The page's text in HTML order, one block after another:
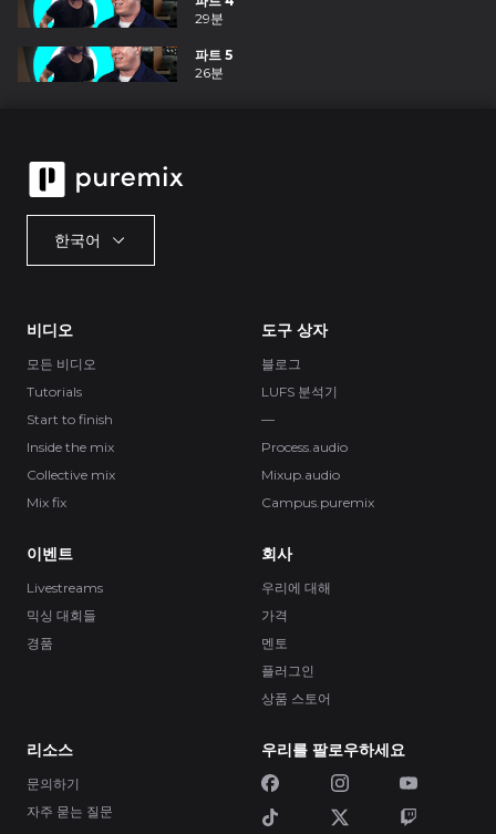
29분
파트 5
26분
한국어
비디오
모든 비디오
Tutorials
Start to finish
Inside the mix
Collective mix
Mix fix
도구 상자
블로그
LUFS 분석기
—
Process.audio
Mixup.audio
Campus.puremix
이벤트
Livestreams
믹싱 대회들
경품
회사
우리에 대해
가격
멘토
플러그인
상품 스토어
리소스
문의하기
자주 묻는 질문
우리를 팔로우하세요